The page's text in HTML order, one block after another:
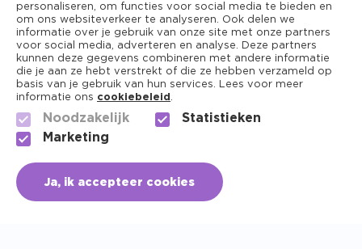
Algemene voorwaarden
Privacy
personaliseren, om functies voor social media te bieden en
om ons websiteverkeer te analyseren. Ook delen we
informatie over je gebruik van onze site met onze partners
voor social media, adverteren en analyse. Deze partners
kunnen deze gegevens combineren met andere informatie
die je aan ze hebt verstrekt of die ze hebben verzameld op
basis van je gebruik van hun services. Lees voor meer
informatie ons cookiebeleid .
Noodzakelijk
Statistieken
Marketing
Ja, ik accepteer cookies